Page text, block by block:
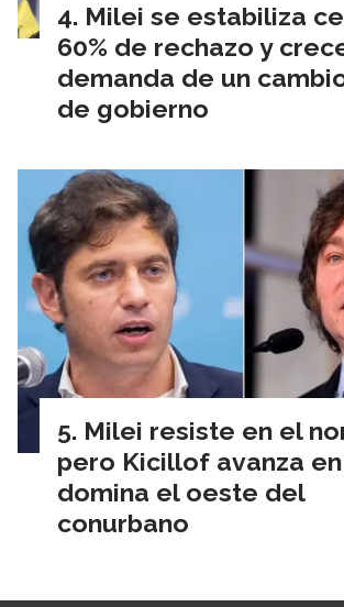
Milei se estabiliza
60% de rechazo y
demanda de un
de gobierno
Milei resiste en el
pero Kicillof avanza
domina el oeste del
conurbano